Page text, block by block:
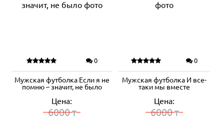
0
Мужская футболка Если я не
помню – значит, не было
Цена:
6000₸
0
Мужская футболка И все-
таки мы вместе
Цена:
6000₸